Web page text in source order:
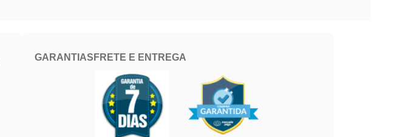
GARANTIAS FRETE E ENTREGA